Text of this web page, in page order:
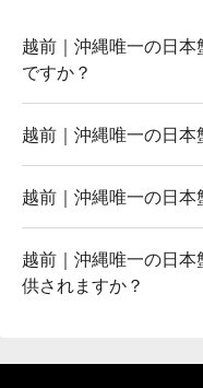
越前｜沖縄唯一の日
ですか？
越前｜沖縄唯一の日
越前｜沖縄唯一の日本
越前｜沖縄唯一の日
供されますか？